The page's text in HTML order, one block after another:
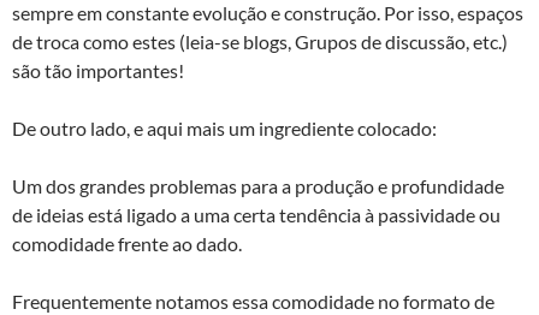
sempre em constante evolução e construção. Por isso, espaços
de troca como estes (leia-se blogs, Grupos de discussão, etc.)
são tão importantes!
De outro lado, e aqui mais um ingrediente colocado:
Um dos grandes problemas para a produção e profundidade
de ideias está ligado a uma certa tendência à passividade ou
comodidade frente ao dado.
Frequentemente notamos essa comodidade no formato de